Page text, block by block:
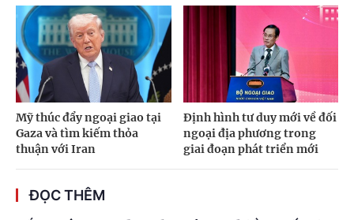
Mỹ thúc đẩy ngoại giao tại
Gaza và tìm kiếm thỏa
thuận với Iran
Định hình tư duy mới về đối
ngoại địa phương trong
giai đoạn phát triển mới
ĐỌC THÊM